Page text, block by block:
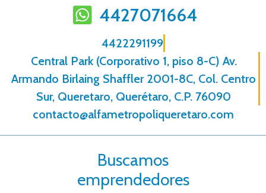
4427071664
4422291199
Central Park (Corporativo 1, piso 8-C) Av.
Armando Birlaing Shaffler 2001-8C, Col. Centro
Sur, Queretaro, Querétaro, C.P. 76090
contacto@alfametropoliqueretaro.com
Buscamos
emprendedores